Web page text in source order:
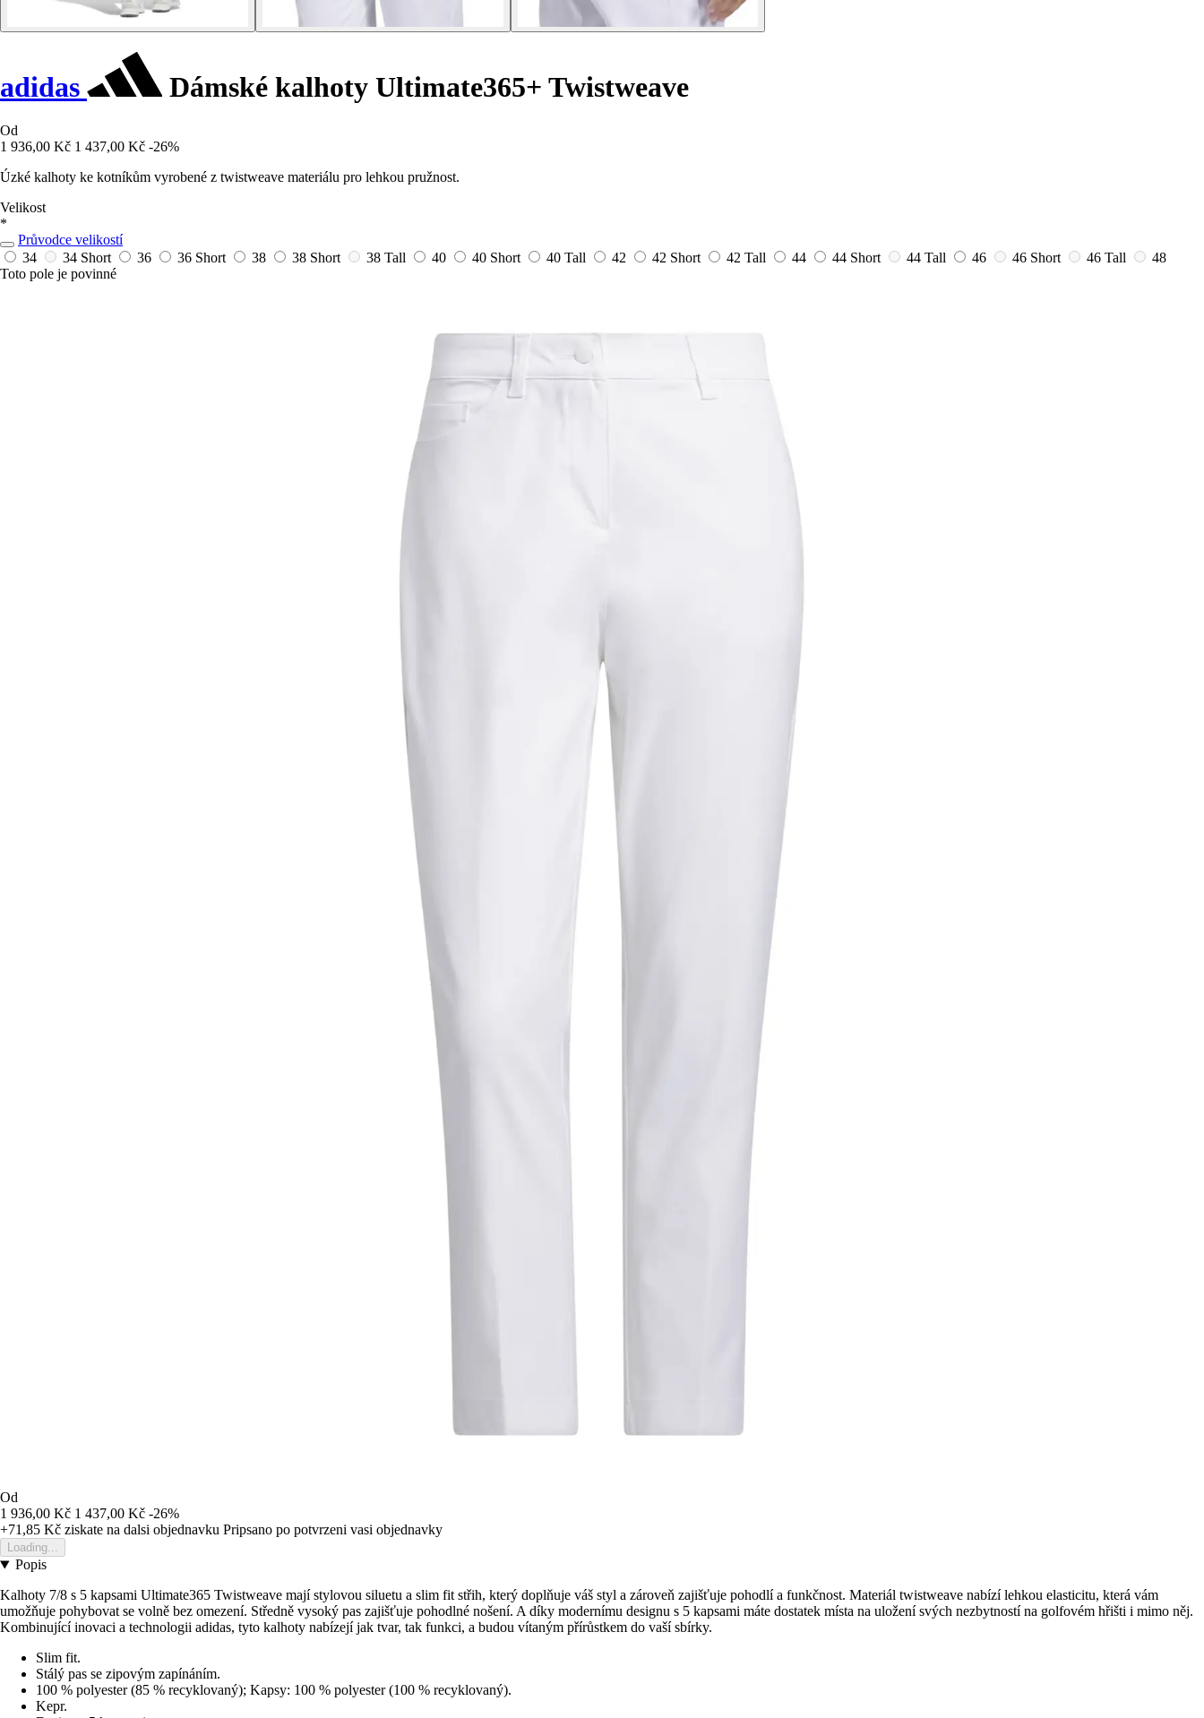
adidas Dámské kalhoty Ultimate365+ Twistweave
Od
1 936,00 Kč 1 437,00 Kč -26%
Úzké kalhoty ke kotníkům vyrobené z twistweave materiálu pro lehkou pružnost.
Velikost
*
Průvodce velikostí
34
34 Short 36 36 Short 38 38 Short 38 Tall 40 40 Short 40 Tall 42 42 Short 42 Tall 44 44 Short 44 Tall 46 46 Short 46 Tall
48
Toto pole je povinné
Od
1 936,00 Kč 1 437,00 Kč -26%
+71,85 Kč ziskate na dalsi objednavku Pripsano po potvrzeni vasi objednavky
Loading...
Popis
Kalhoty 7/8 s 5 kapsami Ultimate365 Twistweave mají stylovou siluetu a slim fit střih, který doplňuje váš styl a zároveň zajišťuje pohodlí a funkčnost. Materiál twistweave nabízí lehkou elasticitu, která vám
umožňuje pohybovat se volně bez omezení. Středně vysoký pas zajišťuje pohodlné nošení. A díky modernímu designu s 5 kapsami máte dostatek místa na uložení svých nezbytností na golfovém hřišti i mimo něj.
Kombinující inovaci a technologii adidas, tyto kalhoty nabízejí jak tvar, tak funkci, a budou vítaným přírůstkem do vaší sbírky.
Slim fit.
Stálý pas se zipovým zapínáním.
100 % polyester (85 % recyklovaný); Kapsy: 100 % polyester (100 % recyklovaný).
Kepr.